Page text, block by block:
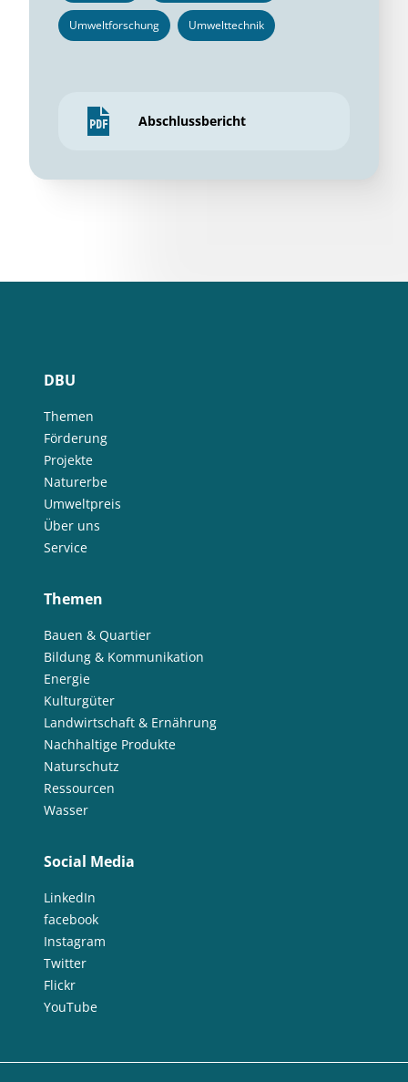
Umweltforschung Umwelttechnik
Abschlussbericht
DBU
Themen
Förderung
Projekte
Naturerbe
Umweltpreis
Über uns
Service
Themen
Bauen & Quartier
Bildung & Kommunikation
Energie
Kulturgüter
Landwirtschaft & Ernährung
Nachhaltige Produkte
Naturschutz
Ressourcen
Wasser
Social Media
LinkedIn
facebook
Instagram
Twitter
Flickr
YouTube